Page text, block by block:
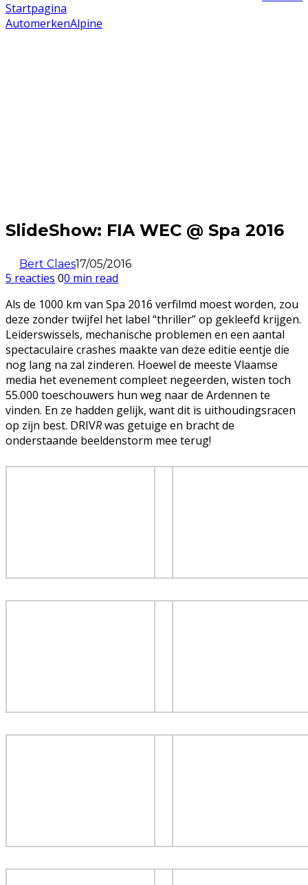
Startpagina
AutomerkenAlpine
SlideShow: FIA WEC @ Spa 2016
Bert Claes17/05/2016
5 reacties 00 min read
Als de 1000 km van Spa 2016 verfilmd moest worden, zou
deze zonder twijfel het label “thriller” op gekleefd krijgen.
Leiderswissels, mechanische problemen en een aantal
spectaculaire crashes maakte van deze editie eentje die
nog lang na zal zinderen. Hoewel de meeste Vlaamse
media het evenement compleet negeerden, wisten toch
55.000 toeschouwers hun weg naar de Ardennen te
vinden. En ze hadden gelijk, want dit is uithoudingsracen
op zijn best. DRIVRwas getuige en bracht de
onderstaande beeldenstorm mee terug!